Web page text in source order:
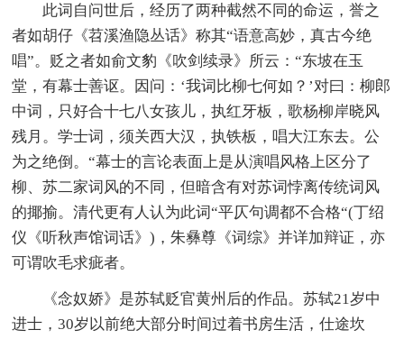
此词自问世后，经历了两种截然不同的命运，誉之
者如胡仔《苕溪渔隐丛话》称其“语意高妙，真古今绝
唱”。贬之者如俞文豹《吹剑续录》所云：“东坡在玉
堂，有幕士善讴。因问：‘我词比柳七何如？’对曰：柳郎
中词，只好合十七八女孩儿，执红牙板，歌杨柳岸晓风
残月。学士词，须关西大汉，执铁板，唱大江东去。公
为之绝倒。“幕士的言论表面上是从演唱风格上区分了
柳、苏二家词风的不同，但暗含有对苏词悖离传统词风
的揶揄。清代更有人认为此词“平仄句调都不合格“(丁绍
仪《听秋声馆词话》)，朱彝尊《词综》并详加辩证，亦
可谓吹毛求疵者。
《念奴娇》是苏轼贬官黄州后的作品。苏轼21岁中
进士，30岁以前绝大部分时间过着书房生活，仕途坎